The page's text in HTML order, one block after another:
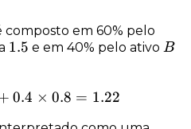
composto em 60% pelo
1.5
1.5 e em 40% pelo ativo B
B
\beta = 0.6 \times 1.5 +
0.4 × 0.8 = 1.22